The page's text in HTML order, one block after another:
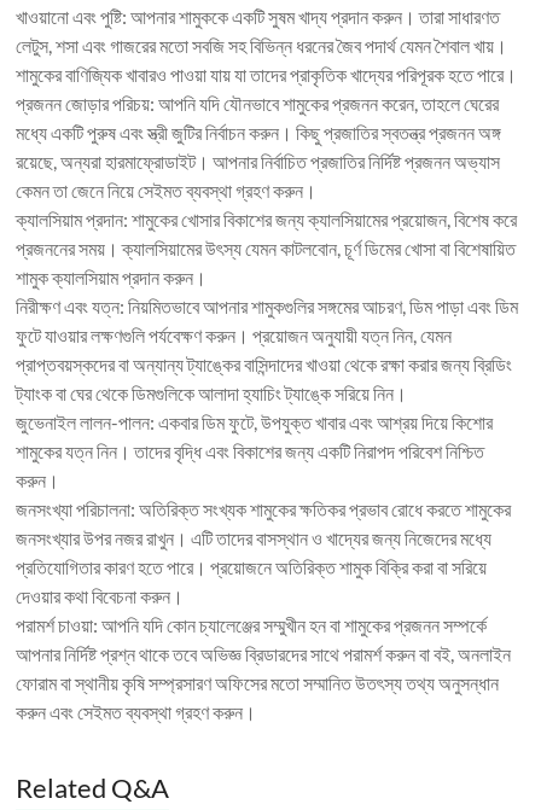
খাওয়ানো এবং পুষ্টি: আপনার শামুককে একটি সুষম খাদ্য প্রদান করুন। তারা সাধারণত
লেটুস, শসা এবং গাজরের মতো সবজি সহ বিভিন্ন ধরনের জৈব পদার্থ যেমন শৈবাল খায়।
শামুকের বাণিজ্যিক খাবারও পাওয়া যায় যা তাদের প্রাকৃতিক খাদ্যের পরিপূরক হতে পারে।
প্রজনন জোড়ার পরিচয়: আপনি যদি যৌনভাবে শামুকের প্রজনন করেন, তাহলে ঘেরের
মধ্যে একটি পুরুষ এবং স্ত্রী জুটির নির্বাচন করুন। কিছু প্রজাতির স্বতন্ত্র প্রজনন অঙ্গ
রয়েছে, অন্যরা হারমাফ্রোডাইট। আপনার নির্বাচিত প্রজাতির নির্দিষ্ট প্রজনন অভ্যাস
কেমন তা জেনে নিয়ে সেইমত ব্যবস্থা গ্রহণ করুন।
ক্যালসিয়াম প্রদান: শামুকের খোসার বিকাশের জন্য ক্যালসিয়ামের প্রয়োজন, বিশেষ করে
প্রজননের সময়। ক্যালসিয়ামের উৎস্য যেমন কাটলবোন, চূর্ণ ডিমের খোসা বা বিশেষায়িত
শামুক ক্যালসিয়াম প্রদান করুন।
নিরীক্ষণ এবং যত্ন: নিয়মিতভাবে আপনার শামুকগুলির সঙ্গমের আচরণ, ডিম পাড়া এবং ডিম
ফুটে যাওয়ার লক্ষণগুলি পর্যবেক্ষণ করুন। প্রয়োজন অনুযায়ী যত্ন নিন, যেমন
প্রাপ্তবয়স্কদের বা অন্যান্য ট্যাঙ্কের বাসিন্দাদের খাওয়া থেকে রক্ষা করার জন্য ব্রিডিং
ট্যাংক বা ঘের থেকে ডিমগুলিকে আলাদা হ্যাচিং ট্যাঙ্কে সরিয়ে নিন।
জুভেনাইল লালন-পালন: একবার ডিম ফুটে, উপযুক্ত খাবার এবং আশ্রয় দিয়ে কিশোর
শামুকের যত্ন নিন। তাদের বৃদ্ধি এবং বিকাশের জন্য একটি নিরাপদ পরিবেশ নিশ্চিত
করুন।
জনসংখ্যা পরিচালনা: অতিরিক্ত সংখ্যক শামুকের ক্ষতিকর প্রভাব রোধে করতে শামুকের
জনসংখ্যার উপর নজর রাখুন। এটি তাদের বাসস্থান ও খাদ্যের জন্য নিজেদের মধ্যে
প্রতিযোগিতার কারণ হতে পারে। প্রয়োজনে অতিরিক্ত শামুক বিক্রি করা বা সরিয়ে
দেওয়ার কথা বিবেচনা করুন।
পরামর্শ চাওয়া: আপনি যদি কোন চ্যালেঞ্জের সম্মুখীন হন বা শামুকের প্রজনন সম্পর্কে
আপনার নির্দিষ্ট প্রশ্ন থাকে তবে অভিজ্ঞ ব্রিডারদের সাথে পরামর্শ করুন বা বই, অনলাইন
ফোরাম বা স্থানীয় কৃষি সম্প্রসারণ অফিসের মতো সম্মানিত উতৎস্য তথ্য অনুসন্ধান
করুন এবং সেইমত ব্যবস্থা গ্রহণ করুন।
Related Q&A